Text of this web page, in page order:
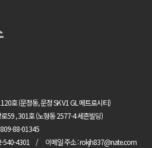
호 (문정동, 문정 SK V1 GL 메트로시티)
59 , 301호 (노형동 2577-4 세흔빌딩)
88-01345
540-4301 이메일 주소 : rokjh837@nate.com